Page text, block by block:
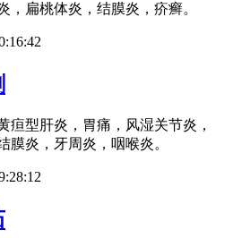
，扁桃体炎，结膜炎，疥癣。
疸型肝炎，胃痛，风湿关节炎，
膜炎，牙周炎，咽喉炎。